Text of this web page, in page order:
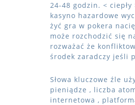
24-48 godzin. <
kasyno hazardowe
żyć gra w pokera
może rozchodzić się
rozważać że
środek zaradczy jeśli
Słowa kluczowe źle
pieniądze , liczba
internetowa ,